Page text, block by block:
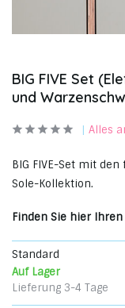
BIG FIVE Set
und
Alles
BIG FIVE-Set mit
Sole-Kollektion.
Finden Sie hier
Standard
Auf Lager
Lieferung 3-4 Tage